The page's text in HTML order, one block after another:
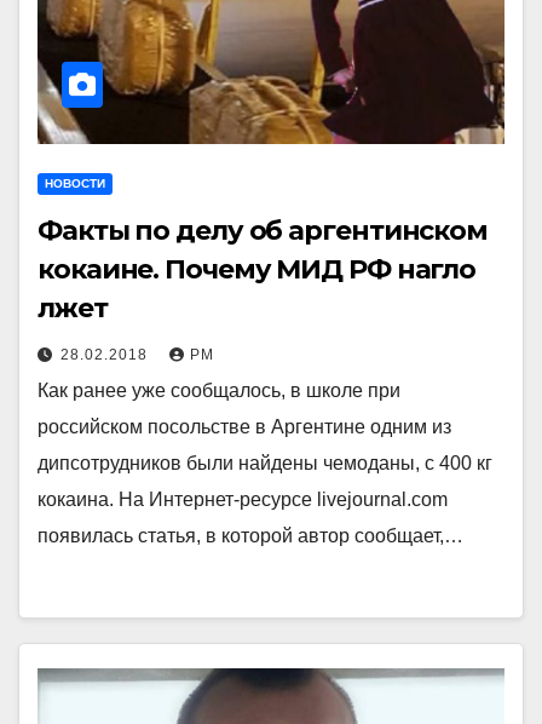
НОВОСТИ
Факты по делу об аргентинском
кокаине. Почему МИД РФ нагло
лжет
28.02.2018 РМ
Как ранее уже сообщалось, в школе при
российском посольстве в Аргентине одним из
дипсотрудников были найдены чемоданы, с 400 кг
кокаина. На Интернет-ресурсе livejournal.com
появилась статья, в которой автор сообщает,…